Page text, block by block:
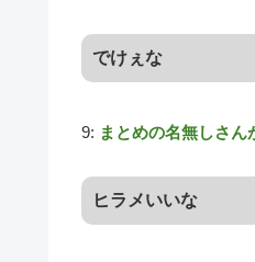
でけぇな
9: まとめの名無しさん
ヒラメいいな